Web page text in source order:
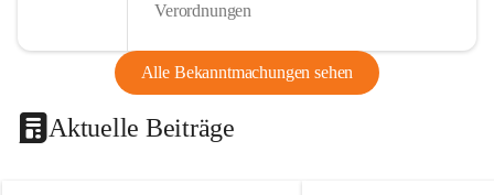
Verordnungen
Alle Bekanntmachungen sehen
Aktuelle Beiträge